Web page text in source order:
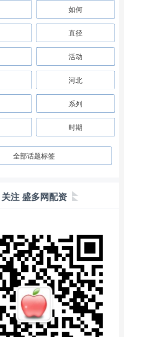
如何
直径
活动
河北
系列
时期
全部话题标签
关注 盛多网配资